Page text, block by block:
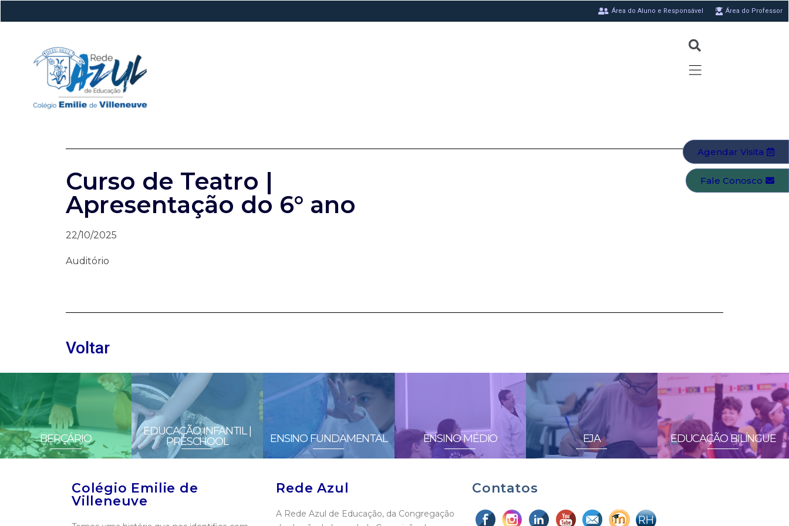
Área do Aluno e Responsável Área do Professor
Agendar Visita
Fale Conosco
Curso de Teatro |
Apresentação do 6° ano
22/10/2025
Auditório
Voltar
BERÇÁRIO
EDUCAÇÃO INFANTIL |
PRESCHOOL
ENSINO FUNDAMENTAL ENSINO MÉDIO EJA EDUCAÇÃO BILÍNGUE
Colégio Emilie de
Villeneuve
Rede Azul
A Rede Azul de Educação, da Congregação
Contatos